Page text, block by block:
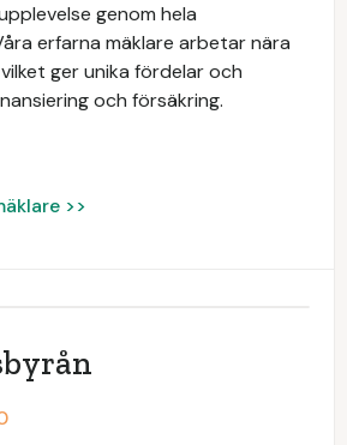
genom hela
erfarna mäklare arbetar nära
ger unika fördelar och
och försäkring.
>>